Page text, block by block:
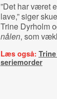
”Det har været
lave,” siger
Trine Dyrholm
nålen, som
Læs også:
seriemorder